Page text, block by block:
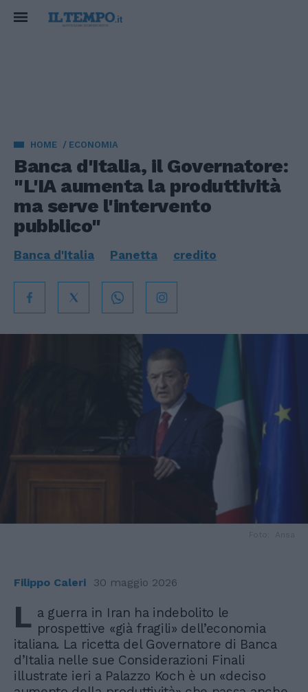
HOME ECONOMIA
Banca d'Italia, il Governatore:
"L'IA aumenta la produttività
ma serve l'intervento
pubblico"
Banca d'Italia Panetta credito
Filippo Caleri 30 maggio 2026
L a guerra in Iran ha indebolito le
prospettive «già fragili» dell’economia
italiana. La ricetta del Governatore di Banca
d’Italia nelle sue Considerazioni Finali
illustrate ieri a Palazzo Koch è un «deciso